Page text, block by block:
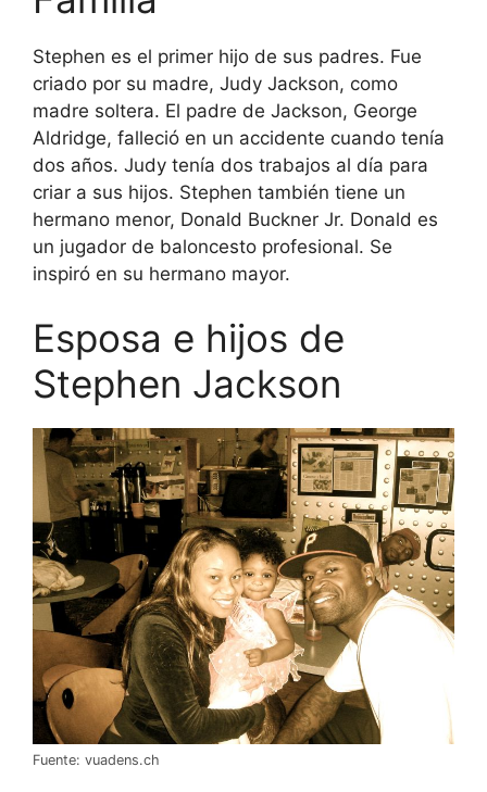
Stephen es el primer hijo de sus padres. Fue
criado por su madre, Judy Jackson, como
madre soltera. El padre de Jackson, George
Aldridge, falleció en un accidente cuando tenía
dos años. Judy tenía dos trabajos al día para
criar a sus hijos. Stephen también tiene un
hermano menor, Donald Buckner Jr. Donald es
un jugador de baloncesto profesional. Se
inspiró en su hermano mayor.
Esposa e hijos de
Stephen Jackson
Fuente: vuadens.ch